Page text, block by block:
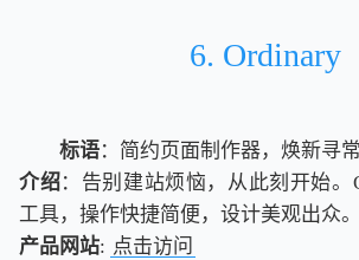
6. Ordinary
标语：简约页面制作器，焕新寻
介绍：告别建站烦恼，从此刻开始。
工具，操作快捷简便，设计美观出众。
产品网站: 点击访问